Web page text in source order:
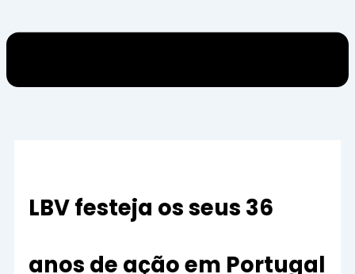
LBV festeja os seus 36
anos de ação em Portugal